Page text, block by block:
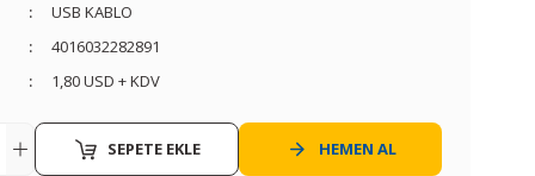
USB KABLO
4016032282891
1,80 USD + KDV
SEPETE EKLE HEMEN AL